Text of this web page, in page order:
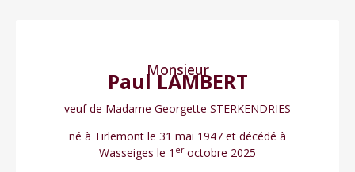
Monsieur
Paul LAMBERT
veuf de Madame Georgette STERKENDRIES
né à Tirlemont le 31 mai 1947 et décédé à
Wasseiges le 1 eroctobre 2025